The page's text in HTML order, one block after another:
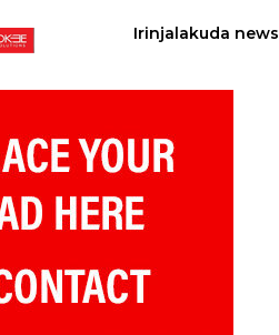
Irinjalakuda news